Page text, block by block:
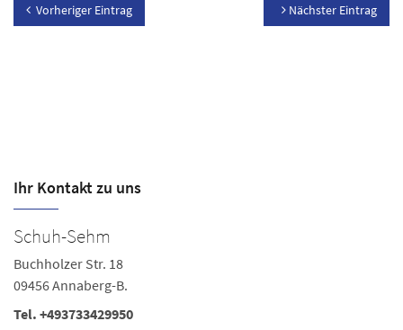
Vorheriger Eintrag Nächster Eintrag
Ihr Kontakt zu uns
Schuh-Sehm
Buchholzer Str. 18
09456 Annaberg-B.
Tel. +493733429950